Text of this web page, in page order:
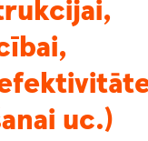
uc.)